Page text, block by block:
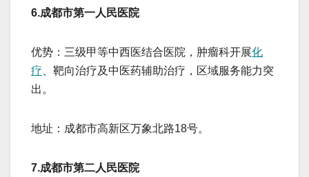
​​6.成都市第一人民医院​​
​​优势​​：三级甲等中西医结合医院，肿瘤科开展化
疗、靶向治疗及中医药辅助治疗，区域服务能力突
出。
​​地址​​：成都市高新区万象北路18号。
​​7.成都市第二人民医院​​